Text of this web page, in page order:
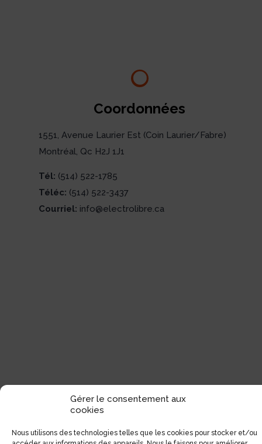
Gérer le consentement aux
cookies
Nous utilisons des technologies telles que les cookies pour stocker et/ou
Coordonnées
1551, Avenue Laurier Est (Coin Laurier/Fabre)
Montréal, Qc H2J 1J1
Tél: (514) 522-1785
Téléc: (514) 522-3437
Courriel: info@electrolibre.ca